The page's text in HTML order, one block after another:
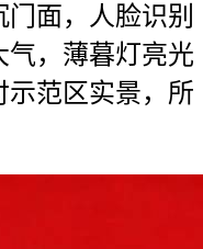
面，人脸识别
气，薄暮灯亮光
示范区实景，所